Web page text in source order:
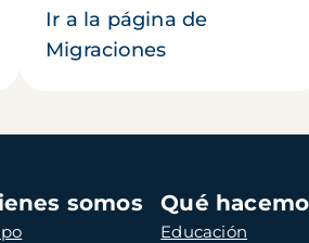
Ir a la página de
Migraciones
somos Qué
Educación